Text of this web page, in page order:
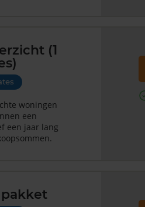
(1
woningen
een
een jaar lang
pakket